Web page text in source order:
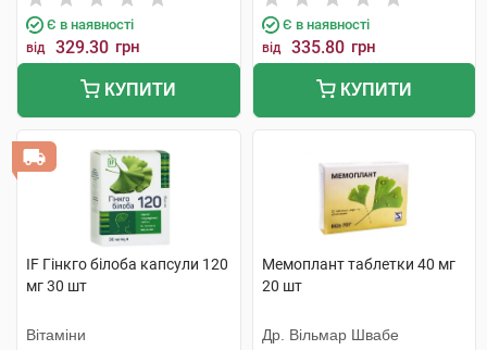
Є в наявності
від 329.30 грн
КУПИТИ
Є в наявності
від 335.80 грн
КУПИТИ
IF Гінкго білоба капсули 120
мг 30 шт
Вітаміни
Мемоплант таблетки 40 мг
20 шт
Др. Вільмар Швабе